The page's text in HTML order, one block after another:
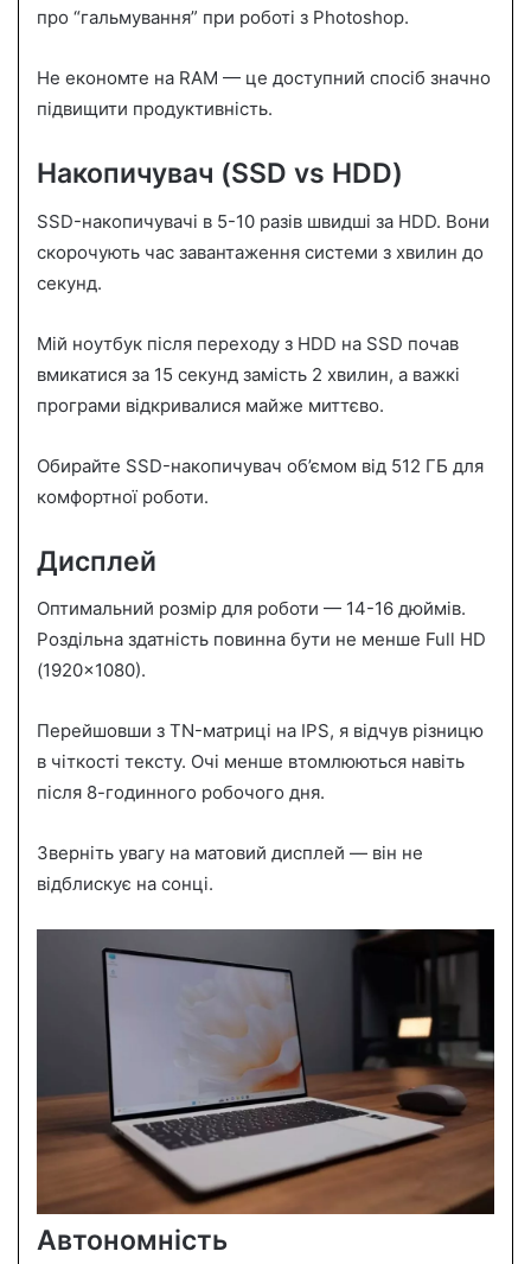
про “гальмування” при роботі з Photoshop.
Не економте на RAM — це доступний спосіб значно
підвищити продуктивність.
Накопичувач (SSD vs HDD)
SSD-накопичувачі в 5-10 разів швидші за HDD. Вони
скорочують час завантаження системи з хвилин до
секунд.
Мій ноутбук після переходу з HDD на SSD почав
вмикатися за 15 секунд замість 2 хвилин, а важкі
програми відкривалися майже миттєво.
Обирайте SSD-накопичувач об’ємом від 512 ГБ для
комфортної роботи.
Дисплей
Оптимальний розмір для роботи — 14-16 дюймів.
Роздільна здатність повинна бути не менше Full HD
(1920×1080).
Перейшовши з TN-матриці на IPS, я відчув різницю
в чіткості тексту. Очі менше втомлюються навіть
після 8-годинного робочого дня.
Зверніть увагу на матовий дисплей — він не
відблискує на сонці.
Автономність